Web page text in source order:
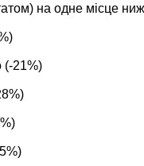
на одне місце
(-21%)